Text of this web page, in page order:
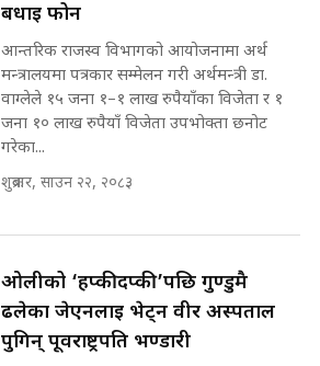
सहकारी पीडितसँग मन्त्री प्रतिभा रावलले
भनिन्–साथ दिनुहोस्, दबाब होइन ||
Sidhakura || Pratibha Rawal
SIDHAKURA ||
कहिले बन्ला चक्रपथ ? विस्तार कार्यमा
किन भइरहेछ ढिलाइ ?The Ring Road
'Poppo Live'-SIDHAKURA
मन्त्री आउने बित्तिकै सुरु भएको थियो
घुसको डिल || Raj Kumar Gupta ||
SIDHAKURA ||
भूमिसुधार मन्त्रीलाई जोगाइदै ! ||
SIDHAKURA ||
बधाई फोन
आन्तरिक राजस्व विभागको आयोजनामा अर्थ
मन्त्रालयमा पत्रकार सम्मेलन गरी अर्थमन्त्री डा.
वाग्लेले १५ जना १–१ लाख रुपैयाँका विजेता र १
जना १० लाख रुपैयाँ विजेता उपभोक्ता छनोट
गरेका...
शुक्रबार, साउन २२, २०८३
ओलीको ‘हप्कीदप्की’पछि गुण्डुमै
ढलेका जेएनलाई भेट्न वीर अस्पताल
पुगिन् पूर्वराष्ट्रपति भण्डारी